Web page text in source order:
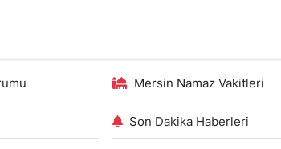
Mersin Namaz Vakitleri
Son Dakika Haberleri